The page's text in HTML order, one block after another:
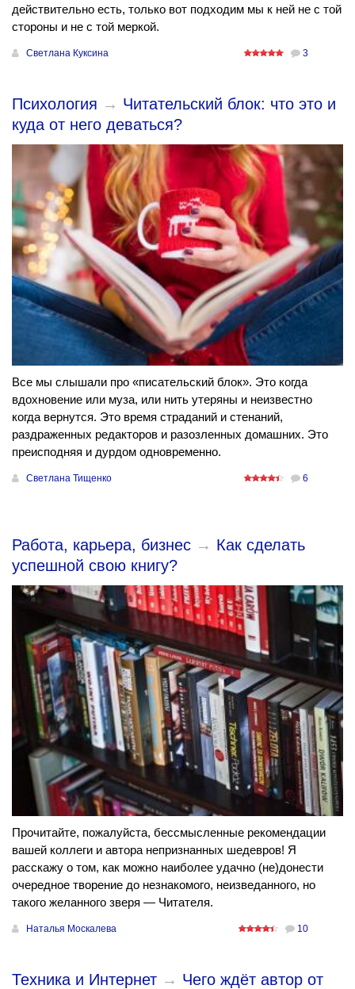
действительно есть, только вот подходим мы к ней не с той
стороны и не с той меркой.
Светлана Куксина 3
Психология → Читательский блок: что это и
куда от него деваться?
Все мы слышали про «писательский блок». Это когда
вдохновение или муза, или нить утеряны и неизвестно
когда вернутся. Это время страданий и стенаний,
раздраженных редакторов и разозленных домашних. Это
преисподняя и дурдом одновременно.
Светлана Тищенко 6
Работа, карьера, бизнес → Как сделать
успешной свою книгу?
Прочитайте, пожалуйста, бессмысленные рекомендации
вашей коллеги и автора непризнанных шедевров! Я
расскажу о том, как можно наиболее удачно (не)донести
очередное творение до незнакомого, неизведанного, но
такого желанного зверя — Читателя.
Наталья Москалева 10
Техника и Интернет → Чего ждёт автор от